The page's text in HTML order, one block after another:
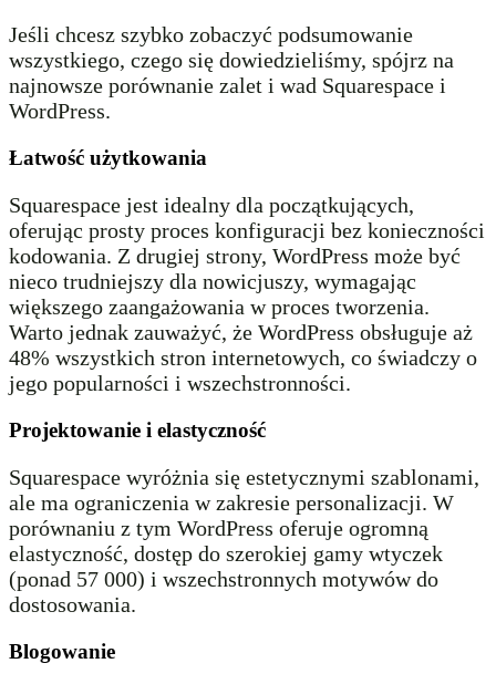
Jeśli chcesz szybko zobaczyć podsumowanie
wszystkiego, czego się dowiedzieliśmy, spójrz na
najnowsze porównanie zalet i wad Squarespace i
WordPress.
Łatwość użytkowania
Squarespace jest idealny dla początkujących,
oferując prosty proces konfiguracji bez konieczności
kodowania. Z drugiej strony, WordPress może być
nieco trudniejszy dla nowicjuszy, wymagając
większego zaangażowania w proces tworzenia.
Warto jednak zauważyć, że WordPress obsługuje aż
48% wszystkich stron internetowych, co świadczy o
jego popularności i wszechstronności.
Projektowanie i elastyczność
Squarespace wyróżnia się estetycznymi szablonami,
ale ma ograniczenia w zakresie personalizacji. W
porównaniu z tym WordPress oferuje ogromną
elastyczność, dostęp do szerokiej gamy wtyczek
(ponad 57 000) i wszechstronnych motywów do
dostosowania.
Blogowanie